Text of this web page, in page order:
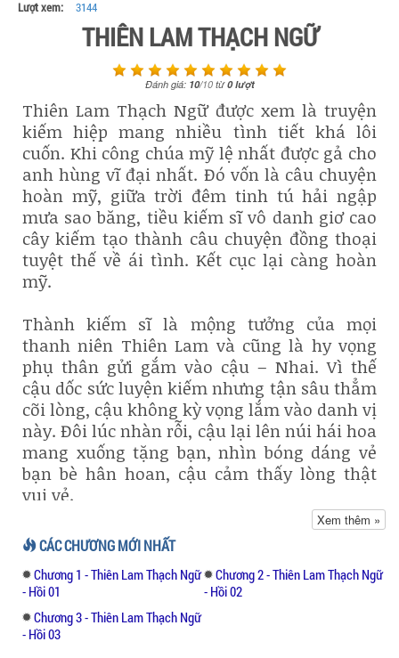
Lượt xem:
3144
THIÊN LAM THẠCH NGỮ
Đánh giá: 10/10từ0lượt
Thiên Lam Thạch Ngữ được xem là truyện
kiếm hiệp mang nhiều tình tiết khá lôi
cuốn. Khi công chúa mỹ lệ nhất được gả cho
anh hùng vĩ đại nhất. Đó vốn là câu chuyện
hoàn mỹ, giữa trời đêm tinh tú hải ngập
mưa sao băng, tiều kiếm sĩ vô danh giơ cao
cây kiếm tạo thành câu chuyện đồng thoại
tuyệt thế về ái tình. Kết cục lại càng hoàn
mỹ.
Thành kiếm sĩ là mộng tưởng của mọi
thanh niên Thiên Lam và cũng là hy vọng
phụ thân gửi gắm vào cậu – Nhai. Vì thế
cậu dốc sức luyện kiếm nhưng tận sâu thẳm
cõi lòng, cậu không kỳ vọng lắm vào danh vị
này. Đôi lúc nhàn rỗi, cậu lại lên núi hái hoa
mang xuống tặng bạn, nhìn bóng dáng vẻ
bạn bè hân hoan, cậu cảm thấy lòng thật
vui vẻ.
Khi trưởng thành, Nhai cùng Thiên Lam
đánh thắng trận xâm chiếm vẻ vang. Sau
trận đó, Nhai được thăng lên đội trưởng đội
kỵ binh, nhiệm vụ đầu tiên là đến đô thành
Thiên Lam, nơi này Nhai gặp công chúa
xinh đẹp nhất Thiên Lam, là nữ nhân mỹ lệ
Xem thêm »
CÁC CHƯƠNG MỚI NHẤT
Chương 1 - Thiên Lam Thạch Ngữ
- Hồi 01
Chương 2 - Thiên Lam Thạch Ngữ
- Hồi 02
Chương 3 - Thiên Lam Thạch Ngữ
- Hồi 03